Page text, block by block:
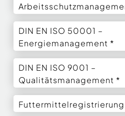
DIN EN ISO 50001 –
Energiemanagement *
DIN EN ISO 9001 –
Qualitätsmanagement *
Futtermittelregistrierung